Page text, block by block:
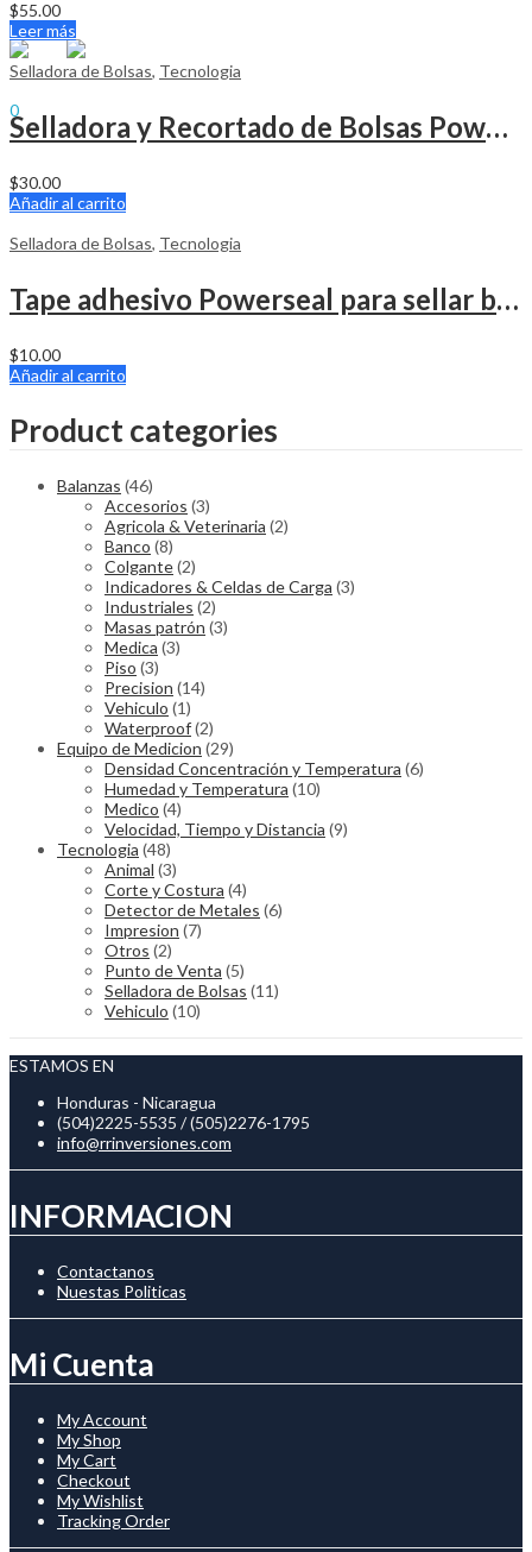
Cart $0.00
Menu
0
Cart 0.00
$55.00
Leer más
Selladora de Bolsas, Tecnologia
Selladora y Recortado de Bolsas Powerseal Con Tape adhesivo
$30.00
Añadir al carrito
Selladora de Bolsas, Tecnologia
Tape adhesivo Powerseal para sellar bolsas de UPVC
$10.00
Añadir al carrito
Product categories
Balanzas (46)
Accesorios (3)
Agricola & Veterinaria (2)
Banco (8)
Colgante(2)
Indicadores & Celdas de Carga (3)
Industriales (2)
Masas patrón (3)
Medica (3)
Piso (3)
Precision (14)
Vehiculo (1)
Waterproof(2)
Equipo de Medicion (29)
Densidad Concentración y Temperatura (6)
Humedad y Temperatura (10)
Medico (4)
Velocidad, Tiempo y Distancia (9)
Tecnologia (48)
Animal (3)
Corte y Costura (4)
Detector de Metales (6)
Impresion (7)
Otros (2)
Punto de Venta (5)
Selladora de Bolsas (11)
Vehiculo (10)
ESTAMOS EN
Honduras - Nicaragua
(504)2225-5535 / (505)2276-1795
info@rrinversiones.com
INFORMACION
Contactanos
Nuestas Politicas
Mi Cuenta
My Account
My Shop
My Cart
Checkout
My Wishlist
Tracking Order